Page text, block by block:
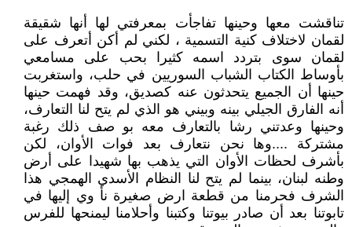
تناقشت معها وحينها تفاجأت بمعرفتي لها أنها شقيقة
لقمان لاختلاف كنية التسمية ، لكني لم أكن أتعرف على
لقمان سوى بتردد اسمه كثيرا بحب على مسامعي
بأوساط الكتاب الشباب السوريين في حلب، واستغربت
حينها أن الجميع يتحدثون عنه كصديق، وقد فهمت حينها
أنه الفارق الجيلي بينه وبيني هو الذي لم يتح لنا التعارف،
وحينها وعدتني رشا بالتعارف معه بو صف ذلك رغبة
مشتركة ....وها نحن نتعارف بعد فوات الأوان، لكن
بأشرف لحظات الأوان التي يذهب بها شهيدا على أرض
وطنه لبنان، بينما لم يتح لنا النظام الأسدي الهمجي هذا
الشرف فحرمنا من قطعة ارض صغيرة نأ وي إليها في
تابوتنا بعد أن صادر بيوتنا وكتبنا وأحلامنا ليمنحها للفرس